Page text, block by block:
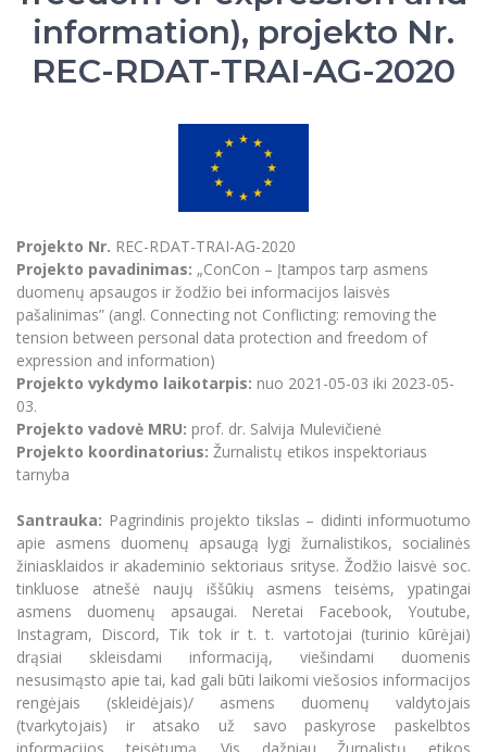
Universiteto teatras
MRU pop vokalinis ansamblis (vadovas Artūras
Novikas)
Neformaliuoju ir (ar) savišvietos būdu įgytų
kompetencijų vertinimas ir pripažinimas
Studijų organizavimas
Erasmus+ mobilumas praktikoms (SMP)
Kitos galimybės
Partnerystės
Azijos centras
Frankofoniškų šalių studijų centras
Emocinė gerovė
Mokslo laboratorijos
Žmogaus, aplinkos ir technologijų (HET)
Akademinė leidyba
Mokymų LAB
Mokslo naujienos
Kasmetiniai mokslo renginiai
Veiklos dokumentai
Akademinė etika
Darbas MRU
Universiteto simbolika
Atributika
Naujienos
Tarptautiškumas
Studentams
Studentams
Darbuotojams
Azijos centras
Vilniaus Karaliaus Sedžiongo institutas
Frankofoniškų šalių studijų centras
Darbuotojams
Partnerystės
Vilniaus Karaliaus Sedžiongo institutas
Frankofoniškų šalių studijų centras
Darnus vystymasis
Privatumo politika
Negalia ir individualieji poreikiai
Parama Ukrainai
Civilinė sauga
Korupcijos prevencija
Sūduvos akademija
Tinklalaidės
Bakalauro studijos
Vadovų MBA
Švietimo ir kultūros vadovų MPA
Pedagogų rengimas
Doktorantūros studijos
Profesinės bakalauro studijos
Personalo valdymo centras
Privačių interesų deklaravimas
Informacija naujiems darbuotojams
Darbuotojų Moodle (kompetencijų tobulinimui)
Darbuotojų elektroninis paštas
Daugiafaktorinė autentifikacija universiteto
darbuotojams (MFA)
Mokslininkų profiliai "CRIS"
Bendruomenės gerovė
Darbuotojų kvalifikacijos kėlimas
MRU norminių teisės aktų duomenų bazė
information), projekto Nr.
REC-RDAT-TRAI-AG-2020
Projekto Nr. REC-RDAT-TRAI-AG-2020
Projekto pavadinimas: „ConCon – Įtampos tarp asmens
duomenų apsaugos ir žodžio bei informacijos laisvės
pašalinimas” (angl. Connecting not Conflicting: removing the
tension between personal data protection and freedom of
expression and information)
Projekto vykdymo laikotarpis: nuo 2021-05-03 iki 2023-05-
03.
Projekto vadovė MRU: prof. dr. Salvija Mulevičienė
Projekto koordinatorius: Žurnalistų etikos inspektoriaus
tarnyba
Santrauka: Pagrindinis projekto tikslas – didinti informuotumo
apie asmens duomenų apsaugą lygį žurnalistikos, socialinės
žiniasklaidos ir akademinio sektoriaus srityse. Žodžio laisvė soc.
tinkluose atnešė naujų iššūkių asmens teisėms, ypatingai
asmens duomenų apsaugai. Neretai Facebook, Youtube,
Instagram, Discord, Tik tok ir t. t. vartotojai (turinio kūrėjai)
drąsiai skleisdami informaciją, viešindami duomenis
nesusimąsto apie tai, kad gali būti laikomi viešosios informacijos
rengėjais (skleidėjais)/ asmens duomenų valdytojais
(tvarkytojais) ir atsako už savo paskyrose paskelbtos